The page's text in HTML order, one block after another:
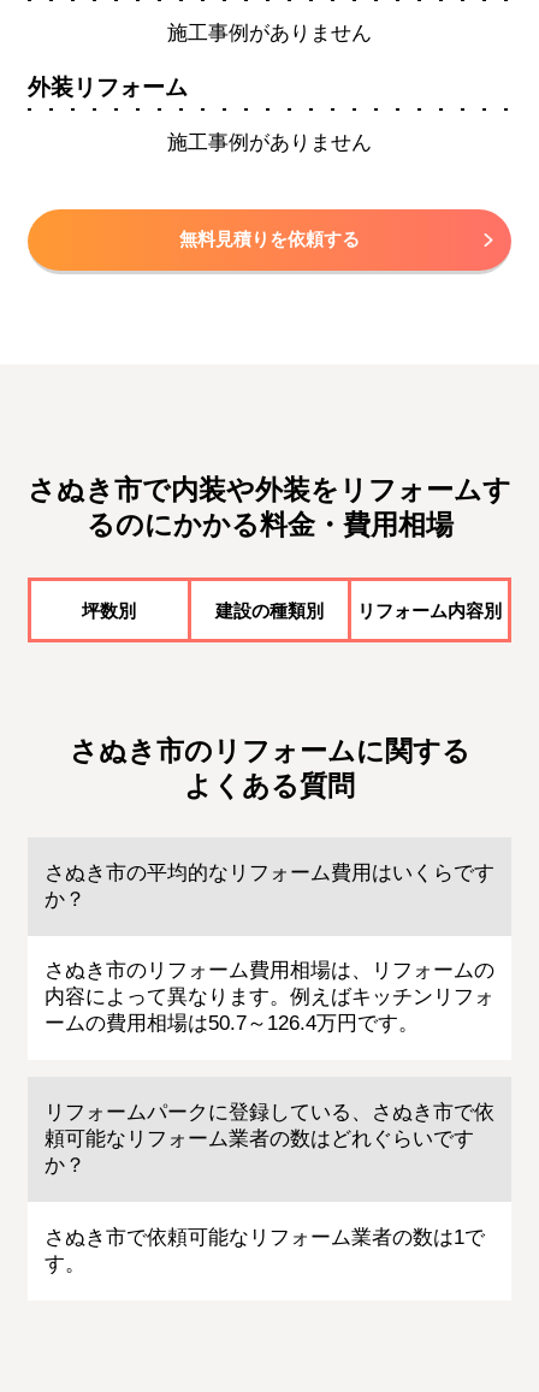
施工事例がありません
外装リフォーム
施工事例がありません
無料見積りを依頼する
さぬき市で内装や外装をリフォームす
るのにかかる料金・費用相場
坪数別 建設の種類別 リフォーム内容別
さぬき市のリフォームに関する
よくある質問
さぬき市の平均的なリフォーム費用はいくらです
か？
さぬき市のリフォーム費用相場は、リフォームの
内容によって異なります。例えばキッチンリフォ
ームの費用相場は50.7～126.4万円です。
リフォームパークに登録している、さぬき市で依
頼可能なリフォーム業者の数はどれぐらいです
か？
さぬき市で依頼可能なリフォーム業者の数は1で
す。